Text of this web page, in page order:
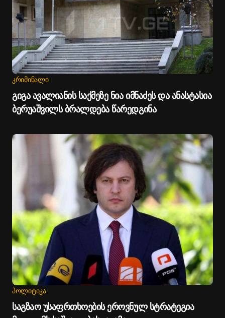
ᲙᲠᲘᲛᲘᲜᲐᲚᲘ
გიგა ავალიანის საქმეზე ნია იმნაძეს და ანასტასია
ბერუაშვილს ბრალდება წარედგინა
ᲞᲝᲚᲘᲢᲘᲙᲐ
საგზაო უსაფრთხოების ეროვნულ სტრატეგია